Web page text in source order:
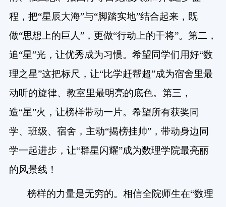
程，把“星辰大海”与“脚踏实地”结合起来，既
做“思想上的巨人”，更做“行动上的干将”。第二，
追“星”光，让优秀成为习惯。希望同学们用好“数
理之星”这把标尺，让“比学赶帮超”成为宿舍里最
动听的旋律、教室里最明亮的底色。第三，
造“星”火，让榜样带动一片。希望所有获奖同
学、班级、宿舍，主动“揭榜挂帅”，带动身边同
学一起进步，让“群星闪耀”成为数理学院最亮丽
的风景线！
榜样的力量是无穷的。相信全院师生在“数理